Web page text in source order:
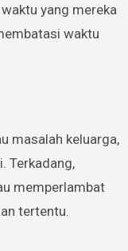
yang mereka
waktu
masalah keluarga,
Terkadang,
memperlambat
tertentu.